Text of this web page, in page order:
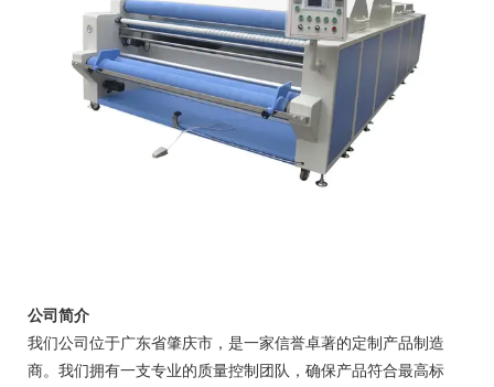
公司简介
我们公司位于广东省肇庆市，是一家信誉卓著的定制产品制造
商。我们拥有一支专业的质量控制团队，确保产品符合最高标